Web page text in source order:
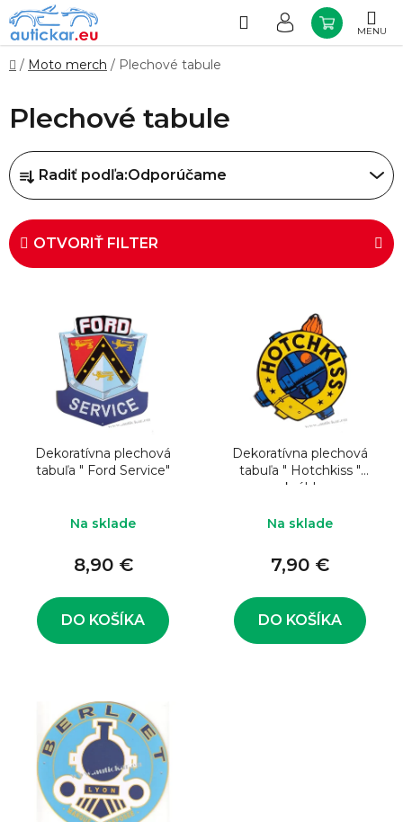
Prejsť
na
obsah
Hľadať
KOŠÍK
Domov
/ Moto merch / Plechové tabule
Plechové tabule
R
a
d
e
n
Radiť podľa:Odporúčame
OTVORIŤ FILTER
Dekoratívna plechová
tabuľa " Ford Service"
Na sklade
8,90 €
DO KOŠÍKA
Dekoratívna plechová
tabuľa " Hotchkiss "
okrúhla
Na sklade
7,90 €
DO KOŠÍKA